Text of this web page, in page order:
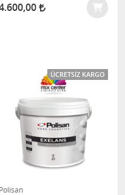
ÜCRETSIZ KARGO
Polisan